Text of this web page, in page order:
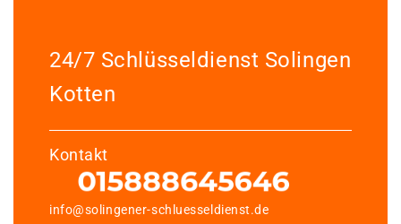
24/7 Schlüsseldienst Solingen
Kotten
Kontakt
info@solingener-schluesseldienst.de